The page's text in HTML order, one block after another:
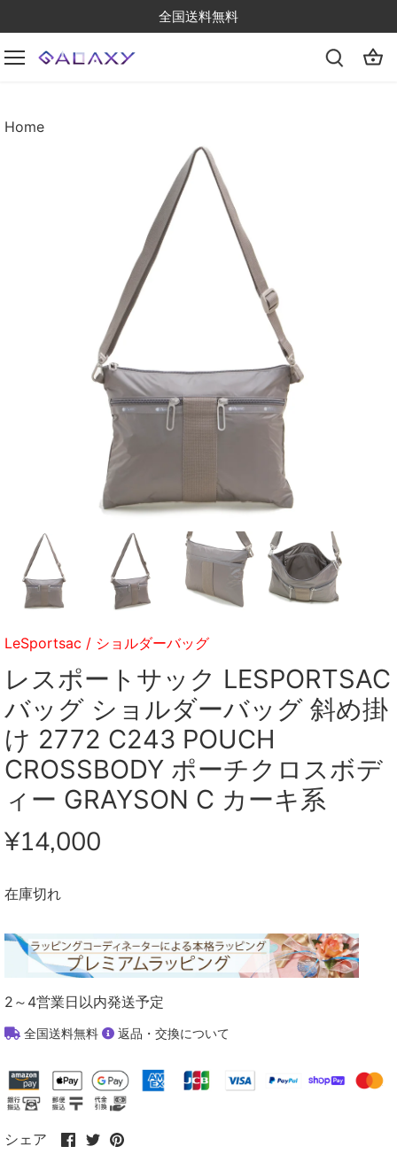
to
content
全国送料無料
Home
LeSportsac / ショルダーバッグ
レスポートサック LESPORTSAC
バッグ ショルダーバッグ 斜め掛
け 2772 C243 POUCH
CROSSBODY ポーチクロスボデ
ィー GRAYSON C カーキ系
¥14,000
在庫切れ
2～4営業日以内発送予定
全国送料無料 返品・交換について
シェア
Facebook
TwitterPinterest